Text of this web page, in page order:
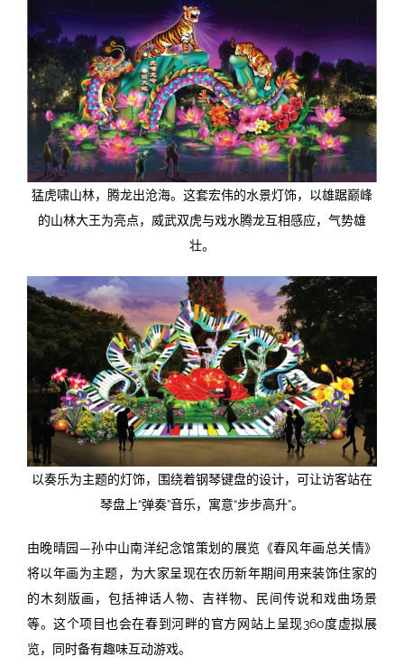
猛虎啸山林，腾龙出沧海。这套宏伟的水景灯饰，以雄踞巅峰
的山林大王为亮点，威武双虎与戏水腾龙互相感应，气势雄
壮。
以奏乐为主题的灯饰，围绕着钢琴键盘的设计，可让访客站在
琴盘上“弹奏”音乐，寓意“步步高升”。
由晚晴园—孙中山南洋纪念馆策划的展览《春风年画总关情》
将以年画为主题，为大家呈现在农历新年期间用来装饰住家的
的木刻版画，包括神话人物、吉祥物、民间传说和戏曲场景
等。这个项目也会在春到河畔的官方网站上呈现360度虚拟展
览，同时备有趣味互动游戏。